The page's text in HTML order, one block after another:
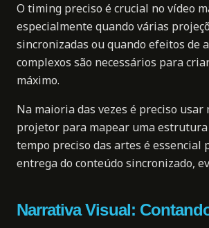
O timing preciso é crucial no vídeo
especialmente quando várias
sincronizadas ou quando efeitos de
complexos são necessários para
máximo.
Na maioria das vezes é preciso usar
projetor para mapear uma estrutura
tempo preciso das artes é essencial
entrega do conteúdo sincronizado,
Narrativa Visual: